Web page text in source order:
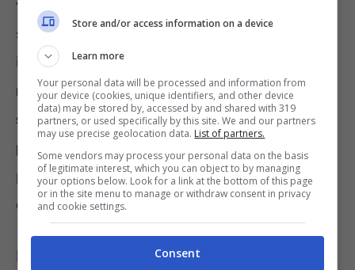
viene irraggiato sul cibo grazie alle
serpentine poste sulla parte superiore e
inferiore del forno.
modalità piuttosto che l’altra serve
semplicemente a rendere ogni cibo cotto a
puntino
. Infatti esistono delle differenze, e
per creare una ricetta gustosa dobbiamo
effettuare la cottura in modo diverso.
Forno ventilato per cuocere la pizza
Store and/or access information on a device
Learn more
Your personal data will be processed and information from
your device (cookies, unique identifiers, and other device
data) may be stored by, accessed by and shared with 319
partners, or used specifically by this site. We and our partners
may use precise geolocation data. List of partners.
Some vendors may process your personal data on the basis
of legitimate interest, which you can object to by managing
your options below. Look for a link at the bottom of this page
or in the site menu to manage or withdraw consent in privacy
and cookie settings.
Consent